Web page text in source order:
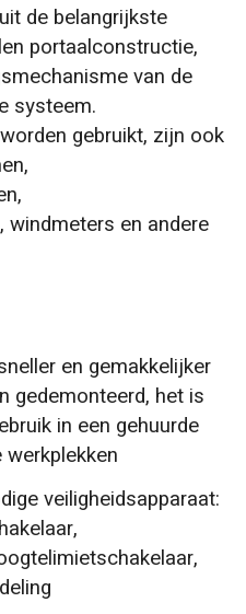
de belangrijkste
portaalconstructie,
van de
systeem.
gebruikt, zijn ook
windmeters en andere
en gemakkelijker
gedemonteerd, het is
in een gehuurde
veiligheidsapparaat: